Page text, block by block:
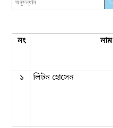
নং নাম
১ লিটন হোসেন